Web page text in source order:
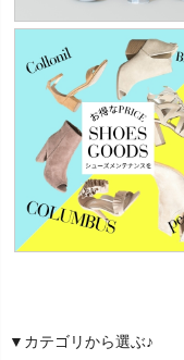
▼カテゴリから選ぶ♪